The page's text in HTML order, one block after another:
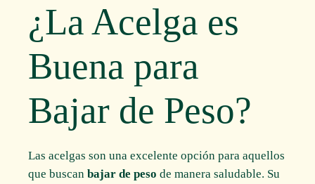
¿La Acelga es
Buena para
Bajar de Peso?
Las acelgas son una excelente opción para aquellos
que buscanbajar de peso de manera saludable. Su